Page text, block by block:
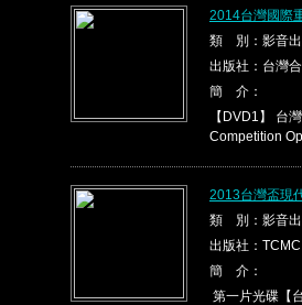
2014台灣國際
類 別：影音
出版社：台灣
簡 介：
【DVD1】 台
Competition
2013台灣盃現
類 別：影音
出版社：TCMC
簡 介：
第一片光碟【